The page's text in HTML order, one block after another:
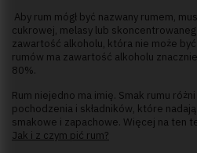
Aby rum mógł być nazwany rumem,
cukrowej, melasy lub
zawartość alkoholu, która nie może
rumów ma zawartość alkoholu
80%.
Rum niejedno ma imię. Smak rumu
pochodzenia i składników, które
smakowe i zapachowe. Więcej na ten
Jak i z czym pić rum?